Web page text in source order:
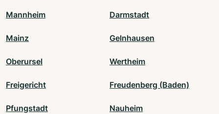
Mannheim Darmstadt
Mainz Gelnhausen
Oberursel Wertheim
Freigericht Freudenberg (Baden)
Pfungstadt Nauheim